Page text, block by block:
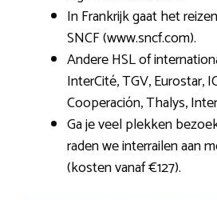
In Frankrijk gaat het
SNCF (www.sncf.com).
Andere HSL of
InterCité, TGV, Eurostar,
Cooperación, Thalys,
Ga je veel plekken
raden we interrailen aan
(kosten vanaf €127).